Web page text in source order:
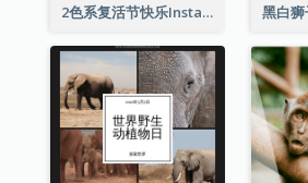
2色系复活节快乐Instagram帖子